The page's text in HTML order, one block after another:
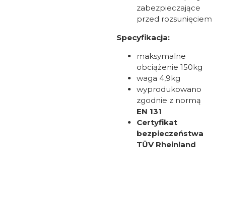
zabezpieczające
przed rozsunięciem
Specyfikacja:
maksymalne
obciążenie 150kg
waga 4,9kg
wyprodukowano
zgodnie z normą
EN 131
Certyfikat
bezpieczeństwa
TÜV Rheinland